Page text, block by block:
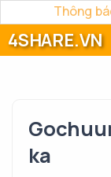
Thông
4SHARE.VN
ka